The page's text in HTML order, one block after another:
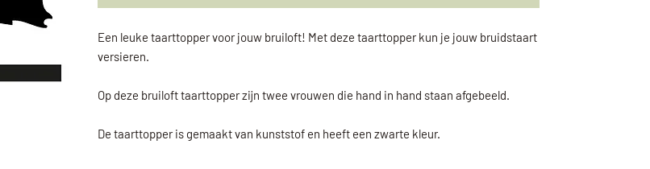
Een leuke taarttopper voor jouw bruiloft! Met deze taarttopper kun je jouw bruidstaart
versieren.
Op deze bruiloft taarttopper zijn twee vrouwen die hand in hand staan afgebeeld.
De taarttopper is gemaakt van kunststof en heeft een zwarte kleur.